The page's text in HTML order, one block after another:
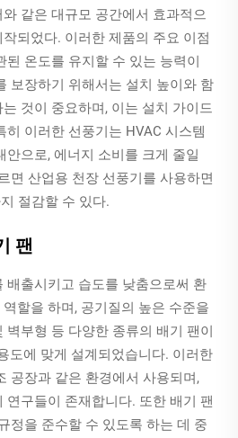
같은 대규모 공간에서 효과적으
되었다. 이러한 제품의 주요 이점
된 온도를 유지할 수 있는 능력이
보장하기 위해서는 설치 높이와 함
것이 중요하며, 이는 설치 가이드
히 이러한 선풍기는 HVAC 시스템
안으로, 에너지 소비를 크게 줄일
면 산업용 천장 선풍기를 사용하면
절감할 수 있다.
팬
배출시키고 습도를 낮춤으로써 환
할을 하며, 공기질의 높은 수준을
벽부형 등 다양한 종류의 배기 팬이
도에 맞게 설계되었습니다. 이러한
공장과 같은 환경에서 사용되며,
연구들이 존재합니다. 또한 배기 팬
정을 준수할 수 있도록 하는 데 중